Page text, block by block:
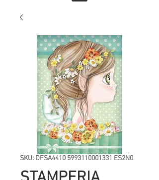
SKU: DFSA4410 5993110001331 ES2N0